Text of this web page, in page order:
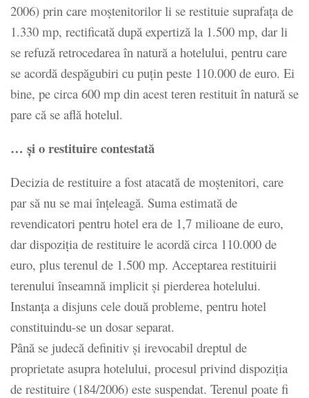
2006) prin care moștenitorilor li se restituie suprafața de
1.330 mp, rectificată după expertiză la 1.500 mp, dar li
se refuză retrocedarea în natură a hotelului, pentru care
se acordă despăgubiri cu puțin peste 110.000 de euro. Ei
bine, pe circa 600 mp din acest teren restituit în natură se
pare că se află hotelul.
… și o restituire contestată
Decizia de restituire a fost atacată de moștenitori, care
par să nu se mai înțeleagă. Suma estimată de
revendicatori pentru hotel era de 1,7 milioane de euro,
dar dispoziția de restituire le acordă circa 110.000 de
euro, plus terenul de 1.500 mp. Acceptarea restituirii
terenului înseamnă implicit și pierderea hotelului.
Instanța a disjuns cele două probleme, pentru hotel
constituindu-se un dosar separat.
Până se judecă definitiv și irevocabil dreptul de
proprietate asupra hotelului, procesul privind dispoziția
de restituire (184/2006) este suspendat. Terenul poate fi